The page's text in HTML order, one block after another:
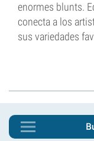
enormes blunts.
conecta a los
sus variedades